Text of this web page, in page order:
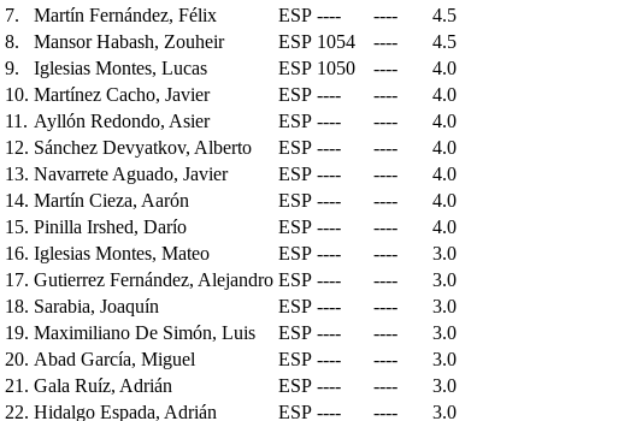
7.
Martín Fernández, Félix ESP ---- ----
4.5
8.
Mansor Habash, Zouheir ESP 1054 ----
4.5
9.
Iglesias Montes, Lucas ESP 1050 ----
4.0
10. Martínez Cacho, Javier ESP ---- ----
4.0
11. Ayllón Redondo, Asier ESP ---- ----
4.0
12. Sánchez Devyatkov, Alberto ESP ---- ----
4.0
13. Navarrete Aguado, Javier ESP ---- ----
4.0
14. Martín Cieza, Aarón ESP ---- ----
4.0
15. Pinilla Irshed, Darío ESP ---- ----
4.0
16. Iglesias Montes, Mateo ESP ---- ----
3.0
17. Gutierrez Fernández, Alejandro ESP ---- ----
3.0
18. Sarabia, Joaquín ESP ---- ----
3.0
19. Maximiliano De Simón, Luis ESP ---- ----
3.0
20. Abad García, Miguel ESP ---- ----
3.0
21. Gala Ruíz, Adrián ESP ---- ----
3.0
22. Hidalgo Espada, Adrián ESP ---- ----
3.0